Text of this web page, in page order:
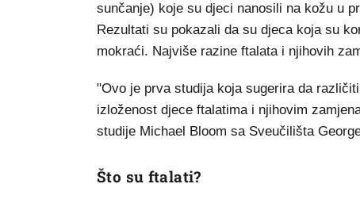
sunčanje) koje su djeci nanosili na kožu u
Rezultati su pokazali da su djeca koja su
mokraći. Najviše razine ftalata i njihovih
"Ovo je prva studija koja sugerira da
izloženost djece ftalatima i njihovim
studije Michael Bloom sa Sveučilišta
Što su ftalati?